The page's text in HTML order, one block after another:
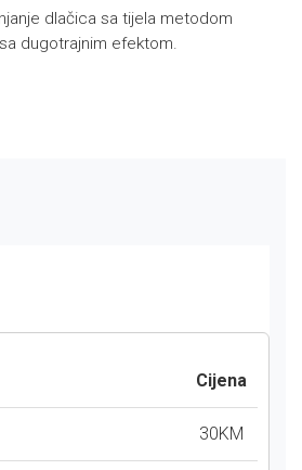
dlačica sa tijela metodom
dugotrajnim efektom.
Cijena
30KM